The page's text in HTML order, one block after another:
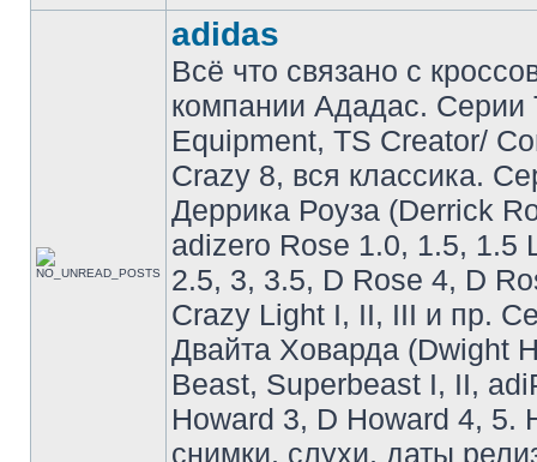
adidas
Всё что связано с
компании Ададас. Серии
Equipment, TS Creator/
Crazy 8, вся классика.
Деррика Роуза (Derrick
adizero Rose 1.0, 1.5, 1.5
2.5, 3, 3.5, D Rose 4, D
Crazy Light I, II, III и пр.
Двайта Ховарда (Dwight
Beast, Superbeast I, II,
Howard 3, D Howard 4, 5.
снимки, слухи, даты